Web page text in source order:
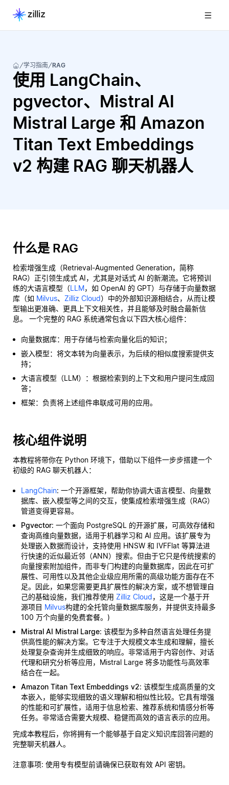
学习指南 RAG
使用 LangChain、
pgvector、Mistral AI
Mistral Large 和 Amazon
Titan Text Embeddings
v2 构建 RAG 聊天机器人
什么是 RAG
检索增强生成（Retrieval-Augmented Generation，简称
RAG）正引领生成式 AI，尤其是对话式 AI 的新潮流。它将预训
练的大语言模型（LLM，如 OpenAI 的 GPT）与存储于向量数据
库（如 Milvus、 Zilliz Cloud）中的外部知识源相结合，从而让模
型输出更准确、更具上下文相关性，并且能够及时融合最新信
息。 一个完整的 RAG 系统通常包含以下四大核心组件：
向量数据库：用于存储与检索向量化后的知识；
嵌入模型：将文本转为向量表示，为后续的相似度搜索提供支
持；
大语言模型（LLM）：根据检索到的上下文和用户提问生成回
答；
框架：负责将上述组件串联成可用的应用。
核心组件说明
本教程将带你在 Python 环境下，借助以下组件一步步搭建一个
初级的 RAG 聊天机器人：
LangChain: 一个开源框架，帮助你协调大语言模型、向量数
据库、嵌入模型等之间的交互，使集成检索增强生成（RAG）
管道变得更容易。
Pgvector: 一个面向 PostgreSQL 的开源扩展，可高效存储和
查询高维向量数据，适用于机器学习和 AI 应用。该扩展专为
处理嵌入数据而设计，支持使用 HNSW 和 IVFFlat 等算法进
行快速的近似最近邻（ANN）搜索。但由于它只是传统搜索的
向量搜索附加组件，而非专门构建的向量数据库，因此在可扩
展性、可用性以及其他企业级应用所需的高级功能方面存在不
足。因此，如果您需要更具扩展性的解决方案，或不想管理自
己的基础设施，我们推荐使用 Zilliz Cloud，这是一个基于开
源项目 Milvus构建的全托管向量数据库服务，并提供支持最多
100 万个向量的免费套餐。)
Mistral AI Mistral Large: 该模型为多种自然语言处理任务提
供高性能的解决方案。它专注于大规模文本生成和理解，擅长
处理复杂查询并生成细致的响应。非常适用于内容创作、对话
代理和研究分析等应用，Mistral Large 将多功能性与高效率
结合在一起。
Amazon Titan Text Embeddings v2: 该模型生成高质量的文
本嵌入，能够实现细致的语义理解和相似性比较。它具有增强
的性能和可扩展性，适用于信息检索、推荐系统和情感分析等
任务。非常适合需要大规模、稳健而高效的语言表示的应用。
完成本教程后，你将拥有一个能够基于自定义知识库回答问题的
完整聊天机器人。
注意事项: 使用专有模型前请确保已获取有效 API 密钥。